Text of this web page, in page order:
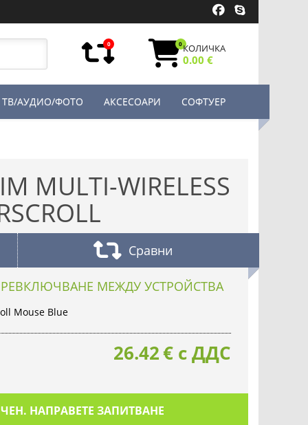
0 0КОЛИЧКА
0.00 €
ТВ/АУДИО/ФОТО АКСЕСОАРИ СОФТУЕР
MULTI-WIRELESS
Сравни
МЕЖДУ УСТРОЙСТВА
Mouse Blue
26.42€ с ДДС
НАПРАВЕТЕ ЗАПИТВАНЕ